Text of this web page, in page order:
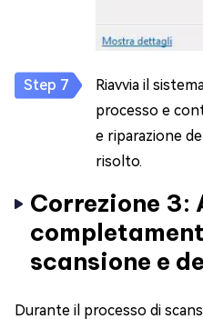
Riavvia il
processo e
e riparazione
risolto.
Correzione 3:
scansione e
Durante il processo di